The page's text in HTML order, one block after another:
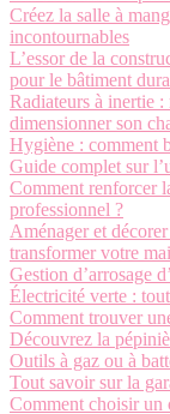
Créez la salle à
incontournables
L’essor de la
pour le bâtiment
Radiateurs à inertie :
dimensionner son
Hygiène : comment
Guide complet sur
Comment renforcer
professionnel ?
Aménager et
transformer votre
Gestion d’arrosage
Électricité verte :
Comment trouver
Découvrez la
Outils à gaz ou à
Tout savoir sur la
Comment choisir un